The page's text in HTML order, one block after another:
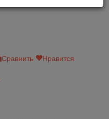
Сравнить
Нравится